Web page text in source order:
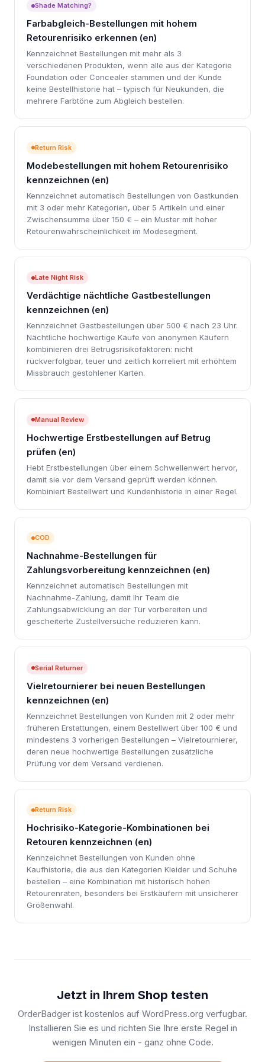
Shade Matching?
Farbabgleich-Bestellungen mit hohem
Retourenrisiko erkennen (en)
Kennzeichnet Bestellungen mit mehr als 3
verschiedenen Produkten, wenn alle aus der Kategorie
Foundation oder Concealer stammen und der Kunde
keine Bestellhistorie hat – typisch für Neukunden, die
mehrere Farbtöne zum Abgleich bestellen.
Return Risk
Modebestellungen mit hohem Retourenrisiko
kennzeichnen (en)
Kennzeichnet automatisch Bestellungen von Gastkunden
mit 3 oder mehr Kategorien, über 5 Artikeln und einer
Zwischensumme über 150 € – ein Muster mit hoher
Retourenwahrscheinlichkeit im Modesegment.
Late Night Risk
Verdächtige nächtliche Gastbestellungen
kennzeichnen (en)
Kennzeichnet Gastbestellungen über 500 € nach 23 Uhr.
Nächtliche hochwertige Käufe von anonymen Käufern
kombinieren drei Betrugsrisikofaktoren: nicht
rückverfolgbar, teuer und zeitlich korreliert mit erhöhtem
Missbrauch gestohlener Karten.
Manual Review
Hochwertige Erstbestellungen auf Betrug
prüfen (en)
Hebt Erstbestellungen über einem Schwellenwert hervor,
damit sie vor dem Versand geprüft werden können.
Kombiniert Bestellwert und Kundenhistorie in einer Regel.
COD
Nachnahme-Bestellungen für
Zahlungsvorbereitung kennzeichnen (en)
Kennzeichnet automatisch Bestellungen mit
Nachnahme-Zahlung, damit Ihr Team die
Zahlungsabwicklung an der Tür vorbereiten und
gescheiterte Zustellversuche reduzieren kann.
Serial Returner
Vielretournierer bei neuen Bestellungen
kennzeichnen (en)
Kennzeichnet Bestellungen von Kunden mit 2 oder mehr
früheren Erstattungen, einem Bestellwert über 100 € und
mindestens 3 vorherigen Bestellungen – Vielretournierer,
deren neue hochwertige Bestellungen zusätzliche
Prüfung vor dem Versand verdienen.
Return Risk
Hochrisiko-Kategorie-Kombinationen bei
Retouren kennzeichnen (en)
Kennzeichnet Bestellungen von Kunden ohne
Kaufhistorie, die aus den Kategorien Kleider und Schuhe
bestellen – eine Kombination mit historisch hohen
Retourenraten, besonders bei Erstkäufern mit unsicherer
Größenwahl.
Jetzt in Ihrem Shop testen
OrderBadger ist kostenlos auf WordPress.org verfugbar.
Installieren Sie es und richten Sie Ihre erste Regel in
wenigen Minuten ein - ganz ohne Code.